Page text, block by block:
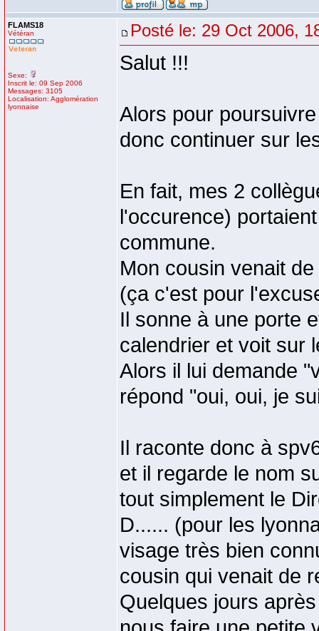
FLAMS18
Vétéran
Sexe:
Inscrit le: 09 Sep 2006
Messages: 3105
Localisation: Agglomération
lyonnaise
Posté le: 29 Oct 2006,
Salut !!!
Alors pour
donc continuer sur
En fait, mes 2
l'occurence)
commune.
Mon cousin venait
(ça c'est pour
Il sonne à une porte
calendrier et voit sur
Alors il lui demande
répond "oui, oui, je
Il raconte donc à
et il regarde le nom
tout simplement le
D...... (pour les
visage très bien
cousin qui venait de
Quelques jours